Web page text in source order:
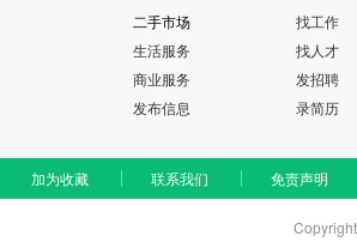
二手市场
生活服务
商业服务
发布信息
找工作
找人才
发招聘
录简历
加为收藏 联系我们 免责声明